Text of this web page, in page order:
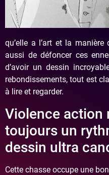
qu’elle a l’art et la
aussi de défoncer ces
d’avoir un dessin
rebondissements, tout est
à lire et regarder.
Violence action
toujours un
dessin ultra
Cette chasse occupe une